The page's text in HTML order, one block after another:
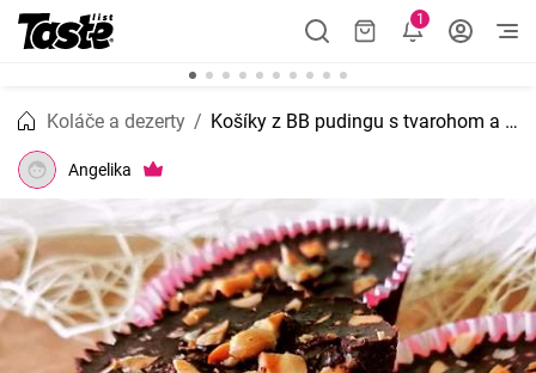
1
Koláče a dezerty Košíky z BB pudingu s tvarohom a karamelom
Angelika